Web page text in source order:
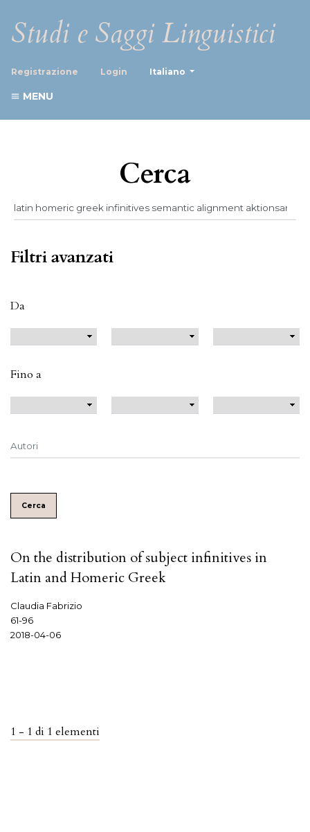
Studi e Saggi Linguistici
Registrazione Login Italiano
MENU
Cerca
Filtri avanzati
Da
Fino a
Cerca
On the distribution of subject infinitives in
Latin and Homeric Greek
Claudia Fabrizio
61-96
2018-04-06
1 - 1 di 1 elementi